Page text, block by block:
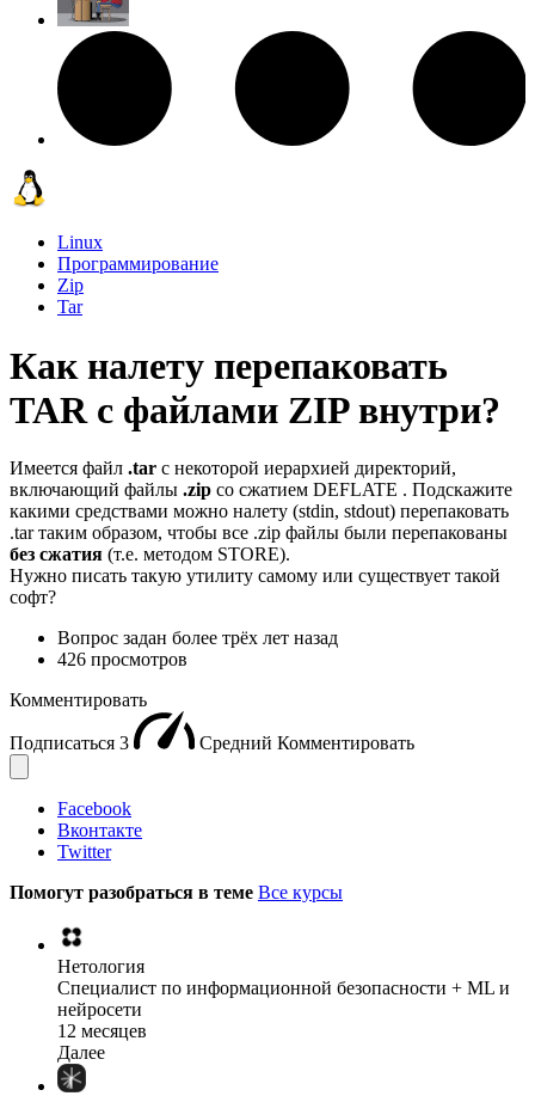
Linux
Программирование
Zip
Tar
Как налету перепаковать
TAR с файлами ZIP внутри?
Имеется файл .tar с некоторой иерархией директорий,
включающий файлы .zip со сжатием DEFLATE . Подскажите
какими средствами можно налету (stdin, stdout) перепаковать
.tar таким образом, чтобы все .zip файлы были перепакованы
без сжатия (т.е. методом STORE).
Нужно писать такую утилиту самому или существует такой
софт?
Вопрос задан более трёх лет назад
426 просмотров
Комментировать
Подписаться 3 Средний Комментировать
Facebook
Вконтакте
Twitter
Помогут разобраться в теме Все курсы
Нетология
Специалист по информационной безопасности + ML и
нейросети
12 месяцев
Далее